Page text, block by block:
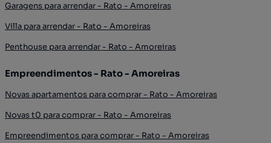
Garagens para arrendar - Rato - Amoreiras
Villa para arrendar - Rato - Amoreiras
Penthouse para arrendar - Rato - Amoreiras
Empreendimentos - Rato - Amoreiras
Novas apartamentos para comprar - Rato - Amoreiras
Novas t0 para comprar - Rato - Amoreiras
Empreendimentos para comprar - Rato - Amoreiras